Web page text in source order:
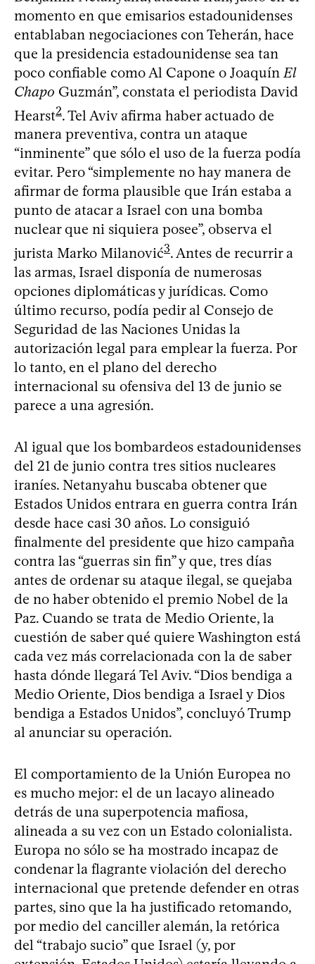
momento en que emisarios estadounidenses
entablaban negociaciones con Teherán, hace
que la presidencia estadounidense sea tan
poco confiable como Al Capone o Joaquín El
Chapo Guzmán”, constata el periodista David
Hearst2. Tel Aviv afirma haber actuado de
manera preventiva, contra un ataque
“inminente” que sólo el uso de la fuerza podía
evitar. Pero “simplemente no hay manera de
afirmar de forma plausible que Irán estaba a
punto de atacar a Israel con una bomba
nuclear que ni siquiera posee”, observa el
jurista Marko Milanović3. Antes de recurrir a
las armas, Israel disponía de numerosas
opciones diplomáticas y jurídicas. Como
último recurso, podía pedir al Consejo de
Seguridad de las Naciones Unidas la
autorización legal para emplear la fuerza. Por
lo tanto, en el plano del derecho
internacional su ofensiva del 13 de junio se
parece a una agresión.
Al igual que los bombardeos estadounidenses
del 21 de junio contra tres sitios nucleares
iraníes. Netanyahu buscaba obtener que
Estados Unidos entrara en guerra contra Irán
desde hace casi 30 años. Lo consiguió
finalmente del presidente que hizo campaña
contra las “guerras sin fin” y que, tres días
antes de ordenar su ataque ilegal, se quejaba
de no haber obtenido el premio Nobel de la
Paz. Cuando se trata de Medio Oriente, la
cuestión de saber qué quiere Washington está
cada vez más correlacionada con la de saber
hasta dónde llegará Tel Aviv. “Dios bendiga a
Medio Oriente, Dios bendiga a Israel y Dios
bendiga a Estados Unidos”, concluyó Trump
al anunciar su operación.
El comportamiento de la Unión Europea no
es mucho mejor: el de un lacayo alineado
detrás de una superpotencia mafiosa,
alineada a su vez con un Estado colonialista.
Europa no sólo se ha mostrado incapaz de
condenar la flagrante violación del derecho
internacional que pretende defender en otras
partes, sino que la ha justificado retomando,
por medio del canciller alemán, la retórica
del “trabajo sucio” que Israel (y, por